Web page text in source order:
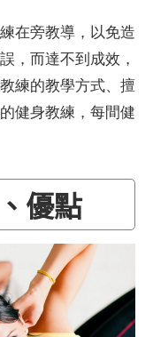
在旁教導，以免造
，而達不到成效，
練的教學方式、擅
健身教練，每間健
優點